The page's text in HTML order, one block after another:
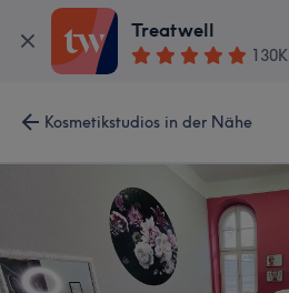
Treatwell
130K
Kosmetikstudios in der Nähe